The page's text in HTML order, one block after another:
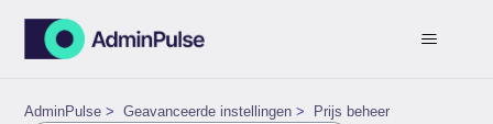
AdminPulse Geavanceerde instellingen Prijs beheer